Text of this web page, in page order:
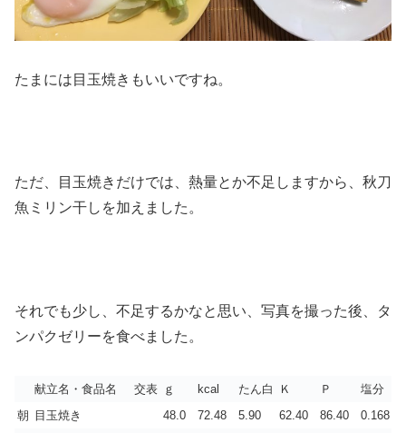
たまには目玉焼きもいいですね。
ただ、目玉焼きだけでは、熱量とか不足しますから、秋刀
魚ミリン干しを加えました。
それでも少し、不足するかなと思い、写真を撮った後、タ
ンパクゼリーを食べました。
献立名・食品名 交表 ｇ kcal たん白 Ｋ Ｐ
塩分
朝 目玉焼き 48.0 72.48 5.90 62.40 86.40
0.168